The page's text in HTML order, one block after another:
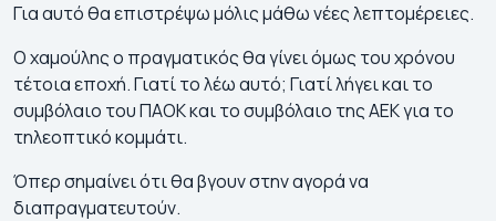
Για αυτό θα επιστρέψω μόλις μάθω νέες λεπτομέρειες.
Ο χαμούλης ο πραγματικός θα γίνει όμως του χρόνου
τέτοια εποχή. Γιατί το λέω αυτό; Γιατί λήγει και το
συμβόλαιο του ΠΑΟΚ και το συμβόλαιο της ΑΕΚ για το
τηλεοπτικό κομμάτι.
Όπερ σημαίνει ότι θα βγουν στην αγορά να
διαπραγματευτούν.